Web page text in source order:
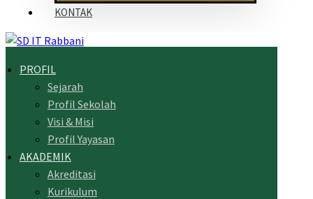
KONTAK
PROFIL
Sejarah
Profil Sekolah
Visi & Misi
Profil Yayasan
AKADEMIK
Akreditasi
Kurikulum